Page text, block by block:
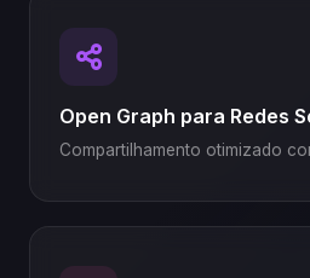
Open Graph para Redes
Compartilhamento otimizado